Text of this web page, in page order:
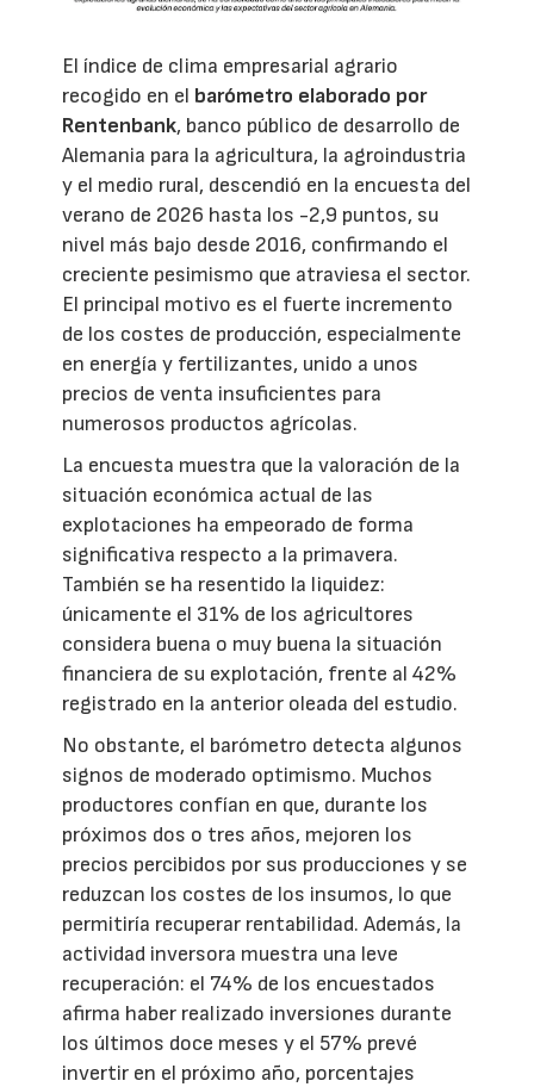
El índice de clima empresarial agrario
recogido en el barómetro elaborado por
Rentenbank, banco público de desarrollo de
Alemania para la agricultura, la agroindustria
y el medio rural, descendió en la encuesta del
verano de 2026 hasta los -2,9 puntos, su
nivel más bajo desde 2016, confirmando el
creciente pesimismo que atraviesa el sector.
El principal motivo es el fuerte incremento
de los costes de producción, especialmente
en energía y fertilizantes, unido a unos
precios de venta insuficientes para
numerosos productos agrícolas.
La encuesta muestra que la valoración de la
situación económica actual de las
explotaciones ha empeorado de forma
significativa respecto a la primavera.
También se ha resentido la liquidez:
únicamente el 31% de los agricultores
considera buena o muy buena la situación
financiera de su explotación, frente al 42%
registrado en la anterior oleada del estudio.
No obstante, el barómetro detecta algunos
signos de moderado optimismo. Muchos
productores confían en que, durante los
próximos dos o tres años, mejoren los
precios percibidos por sus producciones y se
reduzcan los costes de los insumos, lo que
permitiría recuperar rentabilidad. Además, la
actividad inversora muestra una leve
recuperación: el 74% de los encuestados
afirma haber realizado inversiones durante
los últimos doce meses y el 57% prevé
invertir en el próximo año, porcentajes